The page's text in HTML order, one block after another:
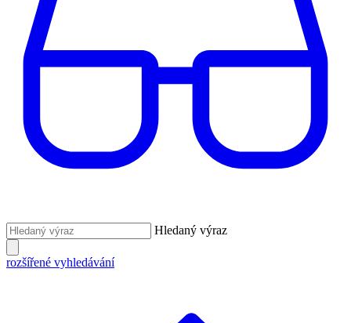
Hledaný výraz
rozšířené vyhledávání